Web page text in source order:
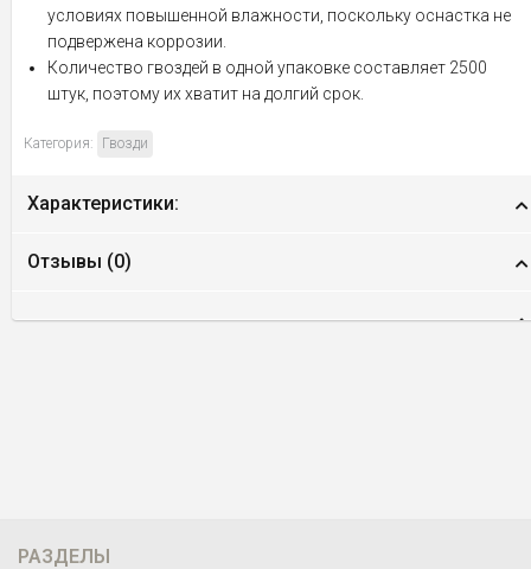
условиях повышенной влажности, поскольку оснастка не
подвержена коррозии.
Количество гвоздей в одной упаковке составляет 2500
штук, поэтому их хватит на долгий срок.
Категория: Гвозди
Характеристики:
Отзывы (0)
РАЗДЕЛЫ